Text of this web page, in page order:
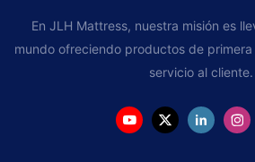
En JLH Mattress, nuestra misión es
mundo ofreciendo productos de
servicio al cliente.